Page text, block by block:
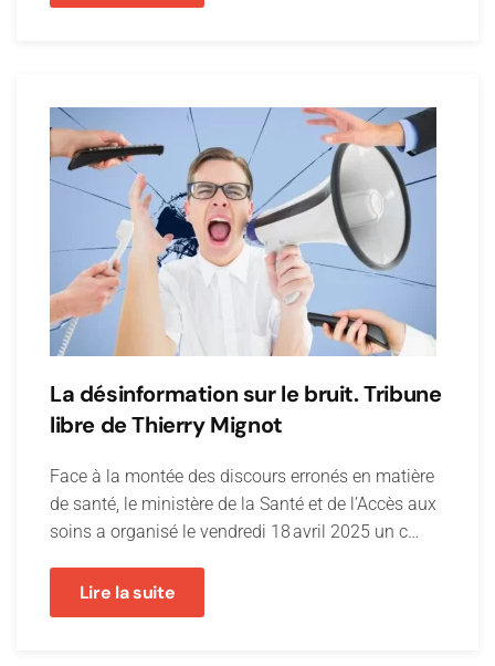
La désinformation sur le bruit. Tribune
libre de Thierry Mignot
Face à la montée des discours erronés en matière
de santé, le ministère de la Santé et de l’Accès aux
soins a organisé le vendredi 18 avril 2025 un c…
Lire la suite